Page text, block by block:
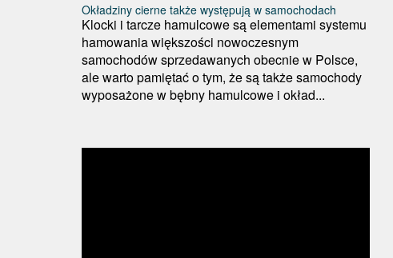
Okładziny cierne także występują w samochodach
Klocki i tarcze hamulcowe są elementami systemu
hamowania większości nowoczesnym
samochodów sprzedawanych obecnie w Polsce,
ale warto pamiętać o tym, że są także samochody
wyposażone w bębny hamulcowe i okład...